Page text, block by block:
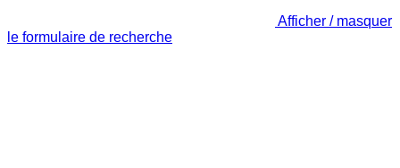
Afficher / masquer
le formulaire de recherche